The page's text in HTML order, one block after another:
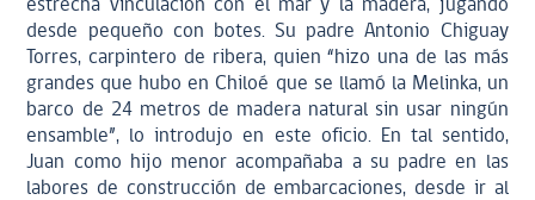
estrecha vinculación con el mar y la madera, jugando
desde pequeño con botes. Su padre Antonio Chiguay
Torres, carpintero de ribera, quien “hizo una de las más
grandes que hubo en Chiloé que se llamó la Melinka, un
barco de 24 metros de madera natural sin usar ningún
ensamble”, lo introdujo en este oficio. En tal sentido,
Juan como hijo menor acompañaba a su padre en las
labores de construcción de embarcaciones, desde ir al